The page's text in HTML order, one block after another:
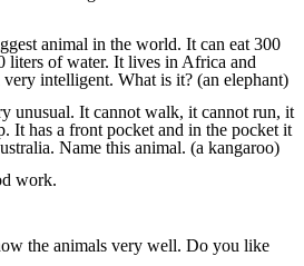
animal in the world. It can eat 300
liters of water. It lives in Africa and
intelligent. What is it? (an elephant)
unusual. It cannot walk, it cannot run, it
It has a front pocket and in the pocket it
Name this animal. (a kangaroo)
work.
the animals very well. Do you like